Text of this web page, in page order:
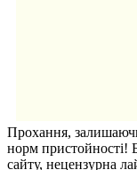
Прохання,
норм пристойності!
сайту, нецензурна